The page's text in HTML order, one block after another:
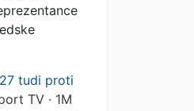
tudi proti
TV · 1M